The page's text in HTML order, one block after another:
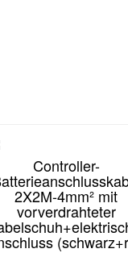
Controller-
2X2M-4mm² mit
vorverdrahteter